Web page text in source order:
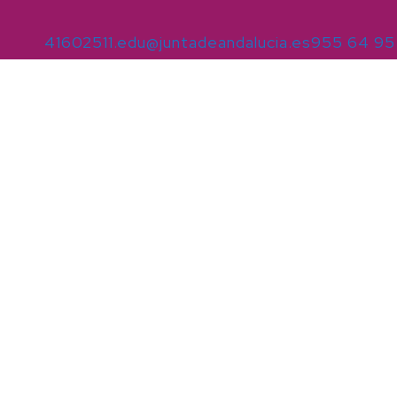
41602511.edu@juntadeandalucia.es955 64 95